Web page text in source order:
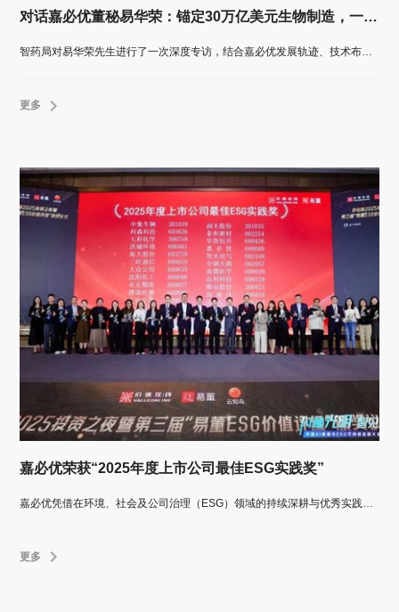
对话嘉必优董秘易华荣：锚定30万亿美元生物制造，一家中国企业的变与不变
智药局对易华荣先生进行了一次深度专访，结合嘉必优发展轨迹、技术布局与产业洞察，全面解析这家“微型跨国公司”如何在不确定性加剧的世界中，以技术定力与生态思维穿越周期，锚定长期价值。
更多
嘉必优荣获“2025年度上市公司最佳ESG实践奖”
嘉必优凭借在环境、社会及公司治理（ESG）领域的持续深耕与优秀实践，荣膺价值在线颁发的“2025年度上市公司最佳ESG实践奖”。
更多